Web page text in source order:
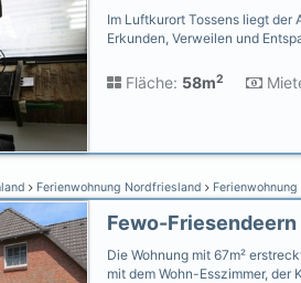
Im Luftkurort Tossens liegt der
Erkunden, Verweilen und
Fläche: 58m2
Ferienwohnung Nordfriesland
Fewo-Friesendeern
Die Wohnung mit 67m²
mit dem Wohn-Esszimmer, der